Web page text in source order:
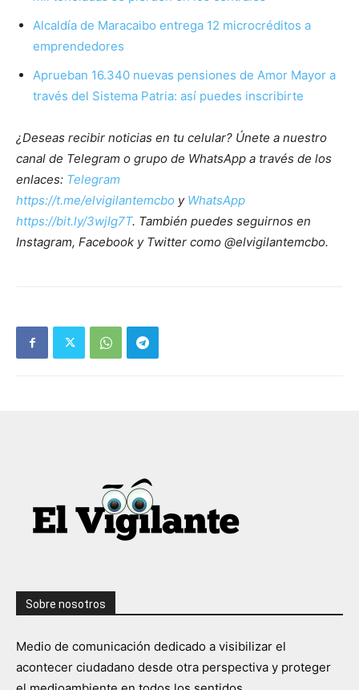
Alcaldía de Maracaibo entrega 12 microcréditos a
emprendedores
Aprueban 16.340 nuevas pensiones de Amor Mayor a
través del Sistema Patria: así puedes inscribirte
¿Deseas recibir noticias en tu celular? Únete a nuestro
canal de Telegram o grupo de WhatsApp a través de los
enlaces: Telegram
https://t.me/elvigilantemcbo y WhatsApp
https://bit.ly/3wjIg7T. También puedes seguirnos en
Instagram, Facebook y Twitter como @elvigilantemcbo.
Sobre nosotros
Medio de comunicación dedicado a visibilizar el
acontecer ciudadano desde otra perspectiva y proteger